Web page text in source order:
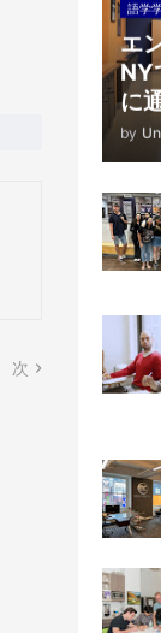
次
語学
エ
NY
に
by